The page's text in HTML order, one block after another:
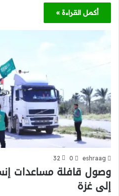
أكمل القراءة »
eshraag
0
32
وصول قافلة مساعدات
إلى غزة